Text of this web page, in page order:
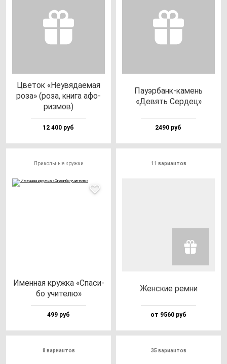
Цве­ток «Неувя­да­емая
ро­за» (ро­за, кни­га афо­
риз­мов)
12 400 руб
Пауэр­банк-ка­мень
«Девять Сер­дец»
2490 руб
Прикольные кружки
Имен­ная круж­ка «Спа­си­
бо учи­те­лю»
499 руб
11 вариантов
Жен­ские рем­ни
от 9560 руб
8 вариантов 35 вариантов